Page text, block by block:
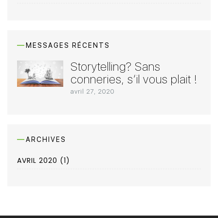
MESSAGES RÉCENTS
Storytelling? Sans
conneries, s’il vous plait !
avril 27, 2020
ARCHIVES
AVRIL 2020 (1)